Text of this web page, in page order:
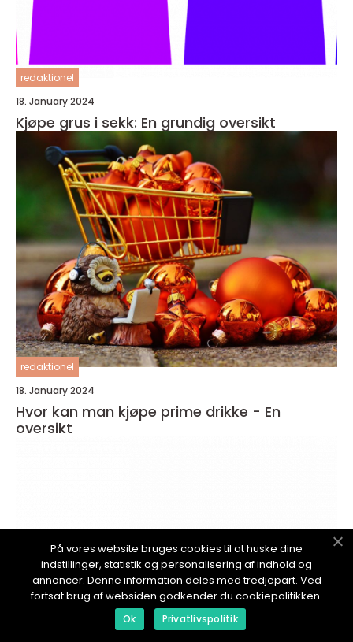
redaktionel
18. January 2024
Kjøpe grus i sekk: En grundig oversikt
redaktionel
18. January 2024
Hvor kan man kjøpe prime drikke - En
oversikt
På vores website bruges cookies til at huske dine
indstillinger, statistik og personalisering af indhold og
annoncer. Denne information deles med tredjepart. Ved
fortsat brug af websiden godkender du cookiepolitikken.
Ok Privatlivspolitik